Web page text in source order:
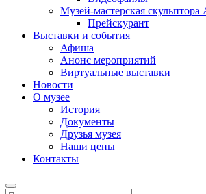
Музей-мастерская скульптора
Прейскурант
Выставки и события
Афиша
Анонс мероприятий
Виртуальные выставки
Новости
О музее
История
Документы
Друзья музея
Наши цены
Контакты